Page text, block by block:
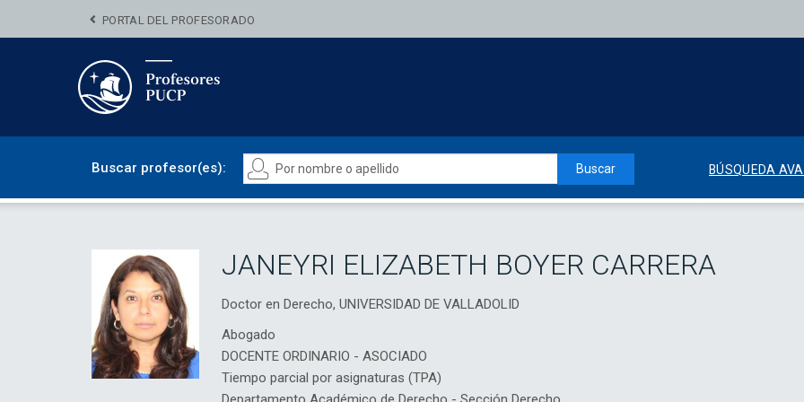
PORTAL DEL PROFESORADO
Buscar profesor(es): Buscar BÚSQUEDA
JANEYRI ELIZABETH BOYER CARRERA
Doctor en Derecho, UNIVERSIDAD DE VALLADOLID
Abogado
DOCENTE ORDINARIO - ASOCIADO
Tiempo parcial por asignaturas (TPA)